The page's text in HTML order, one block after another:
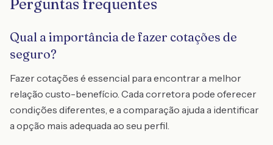
Perguntas frequentes
Qual a importância de fazer cotações de
seguro?
Fazer cotações é essencial para encontrar a melhor
relação custo-benefício. Cada corretora pode oferecer
condições diferentes, e a comparação ajuda a identificar
a opção mais adequada ao seu perfil.